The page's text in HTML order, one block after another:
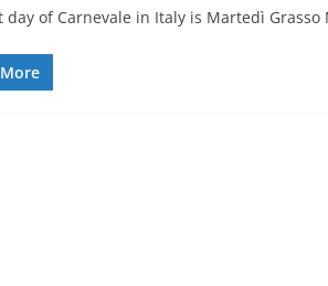
day of Carnevale in Italy is Martedì